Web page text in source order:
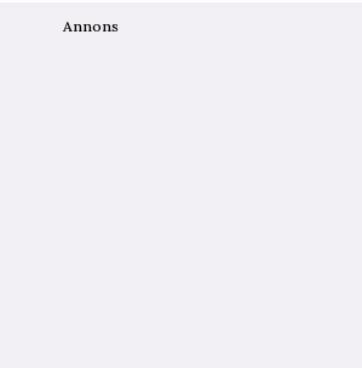
Annons